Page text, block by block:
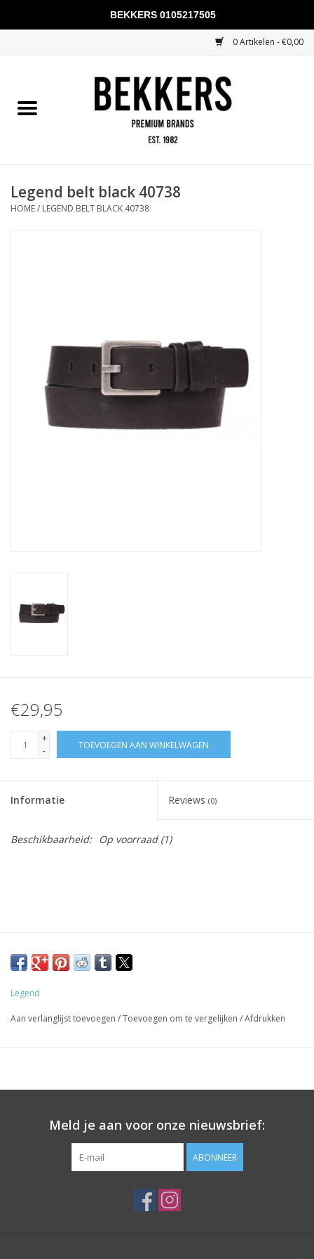
0 Artikelen - €0,00
Mannen
KADOBONNEN
Legend belt black 40738
HOME/ LEGEND BELT BLACK 40738
€29,95
+
-
TOEVOEGEN AAN WINKELWAGEN
Informatie Reviews (0)
Beschikbaarheid: Op voorraad(1)
Legend
Aan verlanglijst toevoegen /Toevoegen om te vergelijken /Afdrukken
Meld je aan voor onze nieuwsbrief:
ABONNEER
BEKKERS 0105217505